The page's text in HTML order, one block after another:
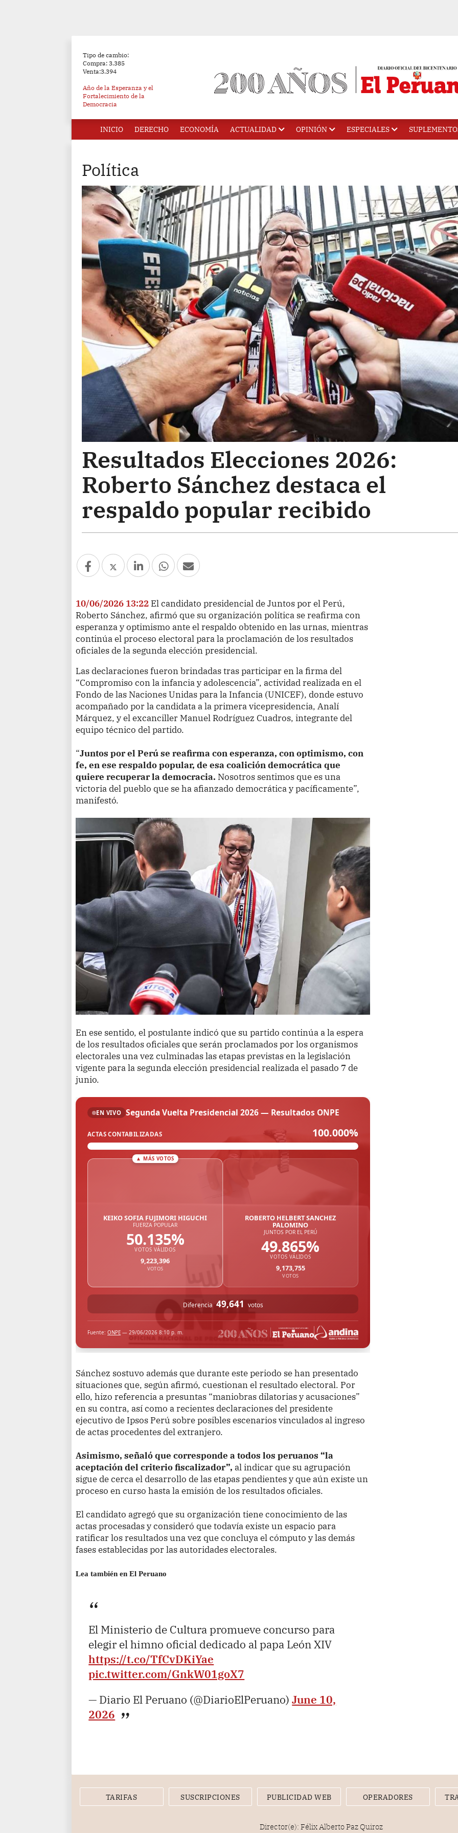
Tipo de cambio:
Compra: 3.385
Venta:3.394
Año de la Esperanza y el
Fortalecimiento de la
Democracia
INICIO DERECHO ECONOMÍA ACTUALIDAD OPINIÓN ESPECIALES
Política
Resultados Elecciones 2026:
Roberto Sánchez destaca el
respaldo popular recibido
10/06/2026 13:22 El candidato presidencial de Juntos por el Perú,
Roberto Sánchez, afirmó que su organización política se reafirma con
esperanza y optimismo ante el respaldo obtenido en las urnas, mientras
continúa el proceso electoral para la proclamación de los resultados
oficiales de la segunda elección presidencial.
Las declaraciones fueron brindadas tras participar en la firma del
“Compromiso con la infancia y adolescencia”, actividad realizada en el
Fondo de las Naciones Unidas para la Infancia (UNICEF), donde estuvo
acompañado por la candidata a la primera vicepresidencia, Analí
Márquez, y el excanciller Manuel Rodríguez Cuadros, integrante del
equipo técnico del partido.
“Juntos por el Perú se reafirma con esperanza, con optimismo, con
fe, en ese respaldo popular, de esa coalición democrática que
quiere recuperar la democracia. Nosotros sentimos que es una
victoria del pueblo que se ha afianzado democrática y pacíficamente”,
manifestó.
En ese sentido, el postulante indicó que su partido continúa a la espera
de los resultados oficiales que serán proclamados por los organismos
electorales una vez culminadas las etapas previstas en la legislación
vigente para la segunda elección presidencial realizada el pasado 7 de
junio.
Sánchez sostuvo además que durante este periodo se han presentado
situaciones que, según afirmó, cuestionan el resultado electoral. Por
ello, hizo referencia a presuntas “maniobras dilatorias y acusaciones”
en su contra, así como a recientes declaraciones del presidente
ejecutivo de Ipsos Perú sobre posibles escenarios vinculados al ingreso
de actas procedentes del extranjero.
Asimismo, señaló que corresponde a todos los peruanos “la
aceptación del criterio fiscalizador”, al indicar que su agrupación
sigue de cerca el desarrollo de las etapas pendientes y que aún existe un
proceso en curso hasta la emisión de los resultados oficiales.
El candidato agregó que su organización tiene conocimiento de las
actas procesadas y consideró que todavía existe un espacio para
ratificar los resultados una vez que concluya el cómputo y las demás
fases establecidas por las autoridades electorales.
Lea también en El Peruano
El Ministerio de Cultura promueve concurso para
elegir el himno oficial dedicado al papa León XIV
https://t.co/TfCvDKiYae
pic.twitter.com/GnkW01goX7
— Diario El Peruano (@DiarioElPeruano)June 10,
2026
TARIFAS SUSCRIPCIONES PUBLICIDAD WEB OPERADORES
Director(e): Félix Alberto Paz Quiroz